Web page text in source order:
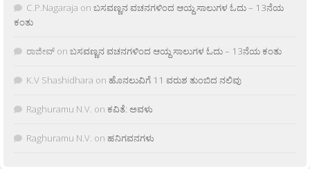
C.P.Nagaraja on ಬಸವಣ್ಣನ ವಚನಗಳಿಂದ ಆಯ್ದ ಸಾಲುಗಳ ಓದು – 13ನೆಯ
ಕಂತು
ರಾಜೀವ್ on ಬಸವಣ್ಣನ ವಚನಗಳಿಂದ ಆಯ್ದ ಸಾಲುಗಳ ಓದು – 13ನೆಯ ಕಂತು
K.V Shashidhara on ಹೊನಲುವಿಗೆ 11 ವರುಶ ತುಂಬಿದ ನಲಿವು
Raghuramu N.V. on ಕವಿತೆ: ಅವಳು
Raghuramu N.V. on ಹನಿಗವನಗಳು